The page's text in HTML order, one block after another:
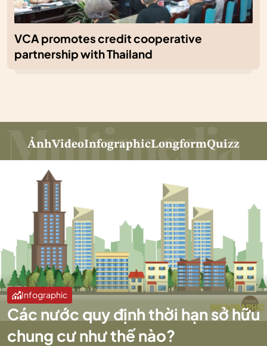
VCA promotes credit cooperative
partnership with Thailand
ẢnhVideoInfographicLongformQuizz
Infographic
Các nước quy định thời hạn sở hữu
chung cư như thế nào?